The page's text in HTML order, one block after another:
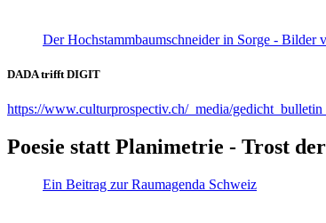
Der Hochstammbaumschneider in Sorge - Bilder
DADA trifft DIGIT
https://www.culturprospectiv.ch/_media/
Poesie statt Planimetrie - Trost
Ein Beitrag zur Raumagenda Schweiz